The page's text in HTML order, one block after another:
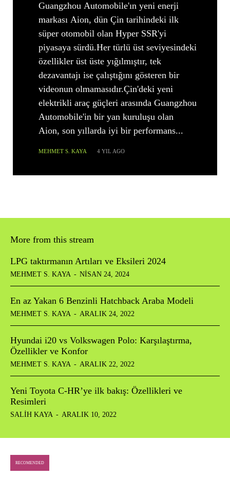
Guangzhou Automobile'ın yeni enerji
markası Aion, dün Çin tarihindeki ilk
süper otomobil olan Hyper SSR'yi
piyasaya sürdü.Her türlü üst seviyesindeki
özellikler üst üste yığılmıştır, tek
dezavantajı ise çalıştığını gösteren bir
videonun olmamasıdır.Çin'deki yeni
elektrikli araç güçleri arasında Guangzhou
Automobile'in bir yan kuruluşu olan
Aion, son yıllarda iyi bir performans...
MEHMET S. KAYA 4 YIL AGO
More from this stream
LPG taktırmanın Artıları ve Eksileri 2024
MEHMET S. KAYA - NISAN 24, 2024
En az Yakan 6 Benzinli Hatchback Araba Modeli
MEHMET S. KAYA - ARALIK 24, 2022
Hyundai i20 vs Volkswagen Polo: Karşılaştırma,
Özellikler ve Konfor
MEHMET S. KAYA - ARALIK 22, 2022
Yeni Toyota C-HR’ye ilk bakış: Özellikleri ve
Resimleri
SALIH KAYA - ARALIK 10, 2022
RECOMENDED